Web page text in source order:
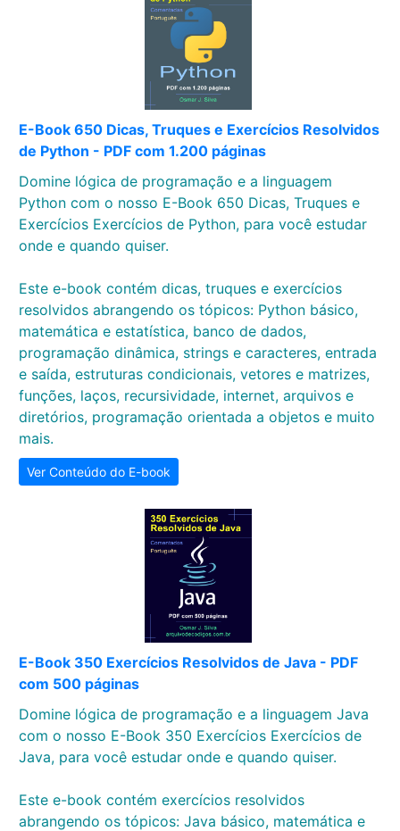
E-Book 650 Dicas, Truques e Exercícios Resolvidos
de Python - PDF com 1.200 páginas
Domine lógica de programação e a linguagem
Python com o nosso E-Book 650 Dicas, Truques e
Exercícios Exercícios de Python, para você estudar
onde e quando quiser.
Este e-book contém dicas, truques e exercícios
resolvidos abrangendo os tópicos: Python básico,
matemática e estatística, banco de dados,
programação dinâmica, strings e caracteres, entrada
e saída, estruturas condicionais, vetores e matrizes,
funções, laços, recursividade, internet, arquivos e
diretórios, programação orientada a objetos e muito
mais.
Ver Conteúdo do E-book
E-Book 350 Exercícios Resolvidos de Java - PDF
com 500 páginas
Domine lógica de programação e a linguagem Java
com o nosso E-Book 350 Exercícios Exercícios de
Java, para você estudar onde e quando quiser.
Este e-book contém exercícios resolvidos
abrangendo os tópicos: Java básico, matemática e